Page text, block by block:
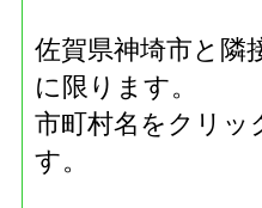
佐賀県神埼市と隣
に限ります。
市町村名をクリッ
す。